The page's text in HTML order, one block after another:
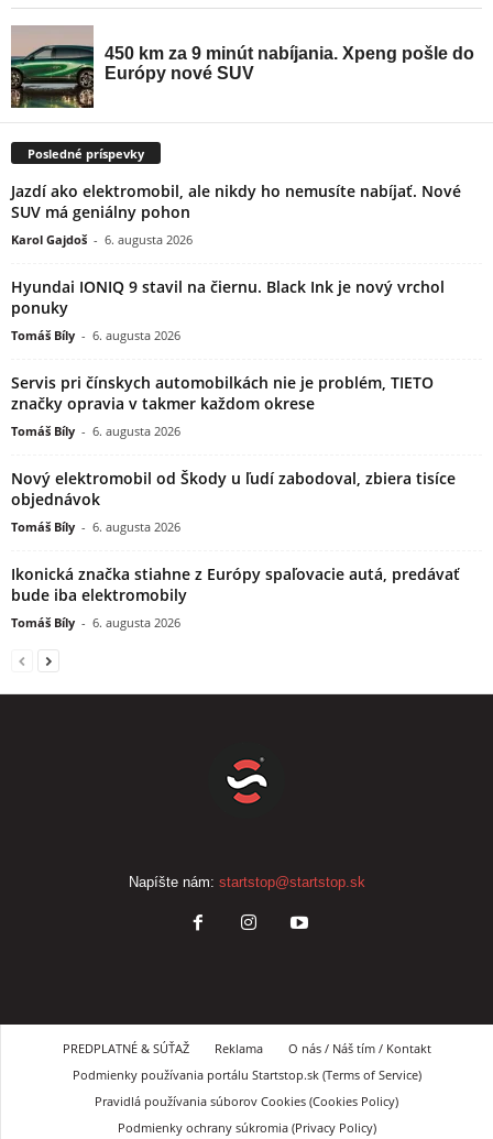
Posledné príspevky
Jazdí ako elektromobil, ale nikdy ho nemusíte nabíjať. Nové
SUV má geniálny pohon
Karol Gajdoš - 6. augusta 2026
Hyundai IONIQ 9 stavil na čiernu. Black Ink je nový vrchol
ponuky
Tomáš Bíly - 6. augusta 2026
Servis pri čínskych automobilkách nie je problém, TIETO
značky opravia v takmer každom okrese
Tomáš Bíly - 6. augusta 2026
Nový elektromobil od Škody u ľudí zabodoval, zbiera tisíce
objednávok
Tomáš Bíly - 6. augusta 2026
Ikonická značka stiahne z Európy spaľovacie autá, predávať
bude iba elektromobily
Tomáš Bíly - 6. augusta 2026
Napíšte nám: startstop@startstop.sk
PREDPLATNÉ & SÚŤAŽ Reklama
O nás / Náš tím / Kontakt
Podmienky používania portálu Startstop.sk (Terms of Service)
Pravidlá používania súborov Cookies (Cookies Policy)
Podmienky ochrany súkromia (Privacy Policy)